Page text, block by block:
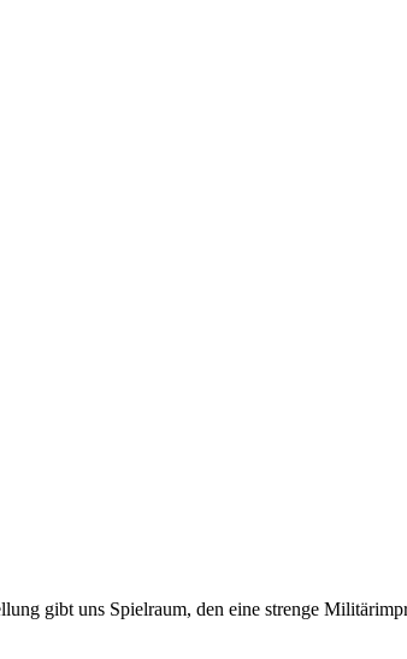
gibt uns Spielraum, den eine strenge